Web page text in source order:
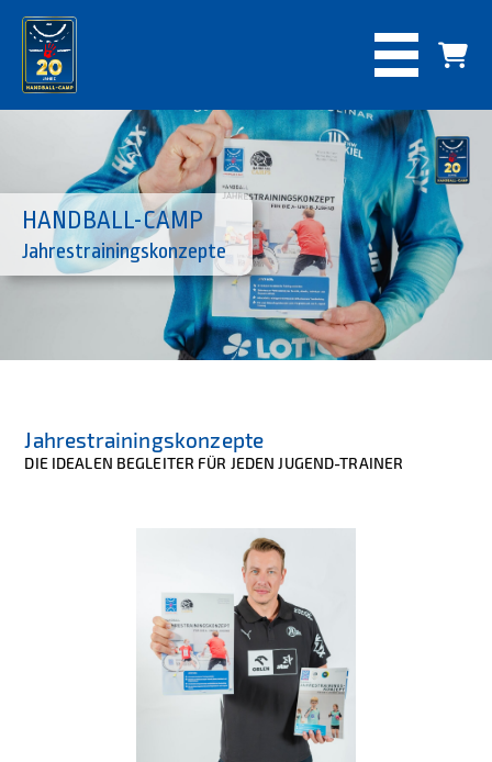
HANDBALL-CAMP
Jahrestrainingskonzepte
Jahrestrainingskonzepte
DIE IDEALEN BEGLEITER FÜR JEDEN JUGEND-TRAINER